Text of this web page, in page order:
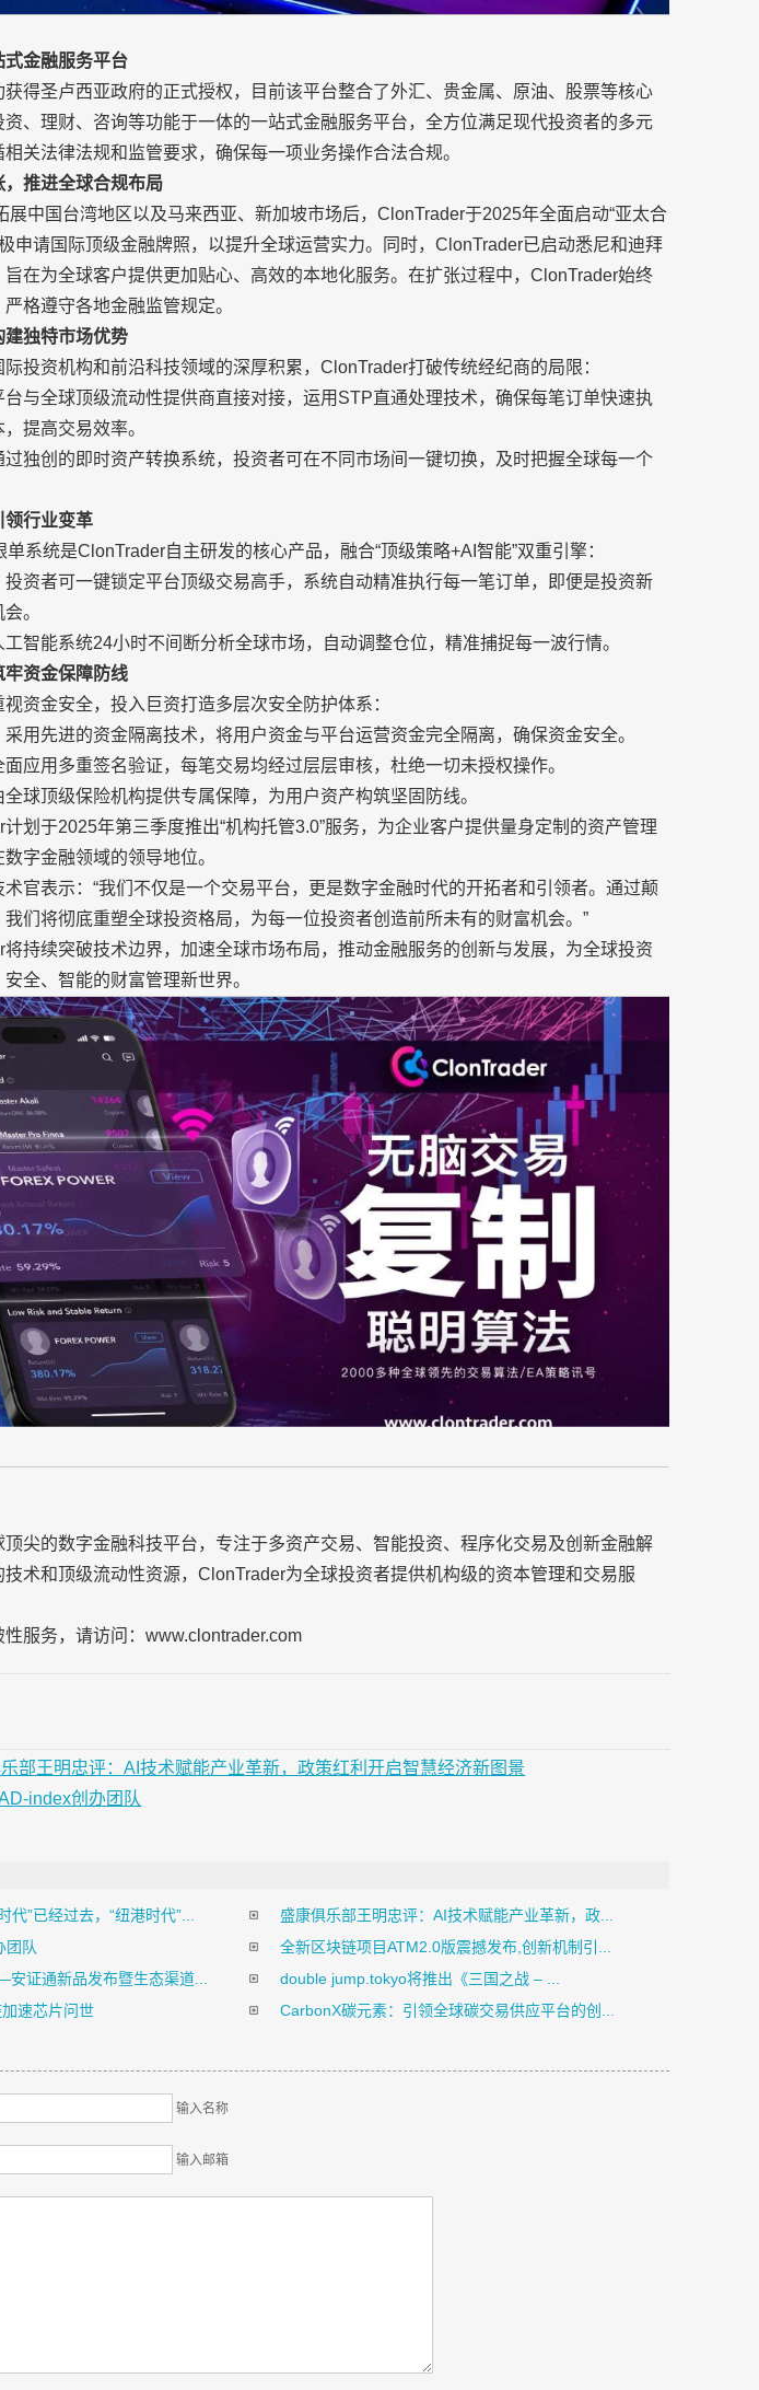
金融服务平台
得圣卢西亚政府的正式授权，目前该平台整合了外汇、贵金属、原油、股票等核心
、理财、咨询等功能于一体的一站式金融服务平台，全方位满足现代投资者的多元
关法律法规和监管要求，确保每一项业务操作合法合规。
推进全球合规布局
展中国台湾地区以及马来西亚、新加坡市场后，ClonTrader于2025年全面启动“亚太合
申请国际顶级金融牌照，以提升全球运营实力。同时，ClonTrader已启动悉尼和迪拜
在为全球客户提供更加贴心、高效的本地化服务。在扩张过程中，ClonTrader始终
格遵守各地金融监管规定。
独特市场优势
投资机构和前沿科技领域的深厚积累，ClonTrader打破传统经纪商的局限：
台与全球顶级流动性提供商直接对接，运用STP直通处理技术，确保每笔订单快速执
提高交易效率。
过独创的即时资产转换系统，投资者可在不同市场间一键切换，及时把握全球每一个
领行业变革
系统是ClonTrader自主研发的核心产品，融合“顶级策略+AI智能”双重引擎：
投资者可一键锁定平台顶级交易高手，系统自动精准执行每一笔订单，即便是投资新
。
工智能系统24小时不间断分析全球市场，自动调整仓位，精准捕捉每一波行情。
牢资金保障防线
资金安全，投入巨资打造多层次安全防护体系：
采用先进的资金隔离技术，将用户资金与平台运营资金完全隔离，确保资金安全。
面应用多重签名验证，每笔交易均经过层层审核，杜绝一切未授权操作。
全球顶级保险机构提供专属保障，为用户资产构筑坚固防线。
划于2025年第三季度推出“机构托管3.0”服务，为企业客户提供量身定制的资产管理
字金融领域的领导地位。
官表示：“我们不仅是一个交易平台，更是数字金融时代的开拓者和引领者。通过颠
们将彻底重塑全球投资格局，为每一位投资者创造前所未有的财富机会。”
将持续突破技术边界，加速全球市场布局，推动金融服务的创新与发展，为全球投资
全、智能的财富管理新世界。
尖的数字金融科技平台，专注于多资产交易、智能投资、程序化交易及创新金融解
术和顶级流动性资源，ClonTrader为全球投资者提供机构级的资本管理和交易服
服务，请访问：www.clontrader.com
部王明忠评：AI技术赋能产业革新，政策红利开启智慧经济新图景
index创办团队
代”已经过去，“纽港时代”...
盛康俱乐部王明忠评：AI技术赋能产业革新，政...
团队
全新区块链项目ATM2.0版震撼发布,创新机制引...
证通新品发布暨生态渠道...
double jump.tokyo将推出《三国之战 – ...
速芯片问世
CarbonX碳元素：引领全球碳交易供应平台的创...
输入名称
输入邮箱